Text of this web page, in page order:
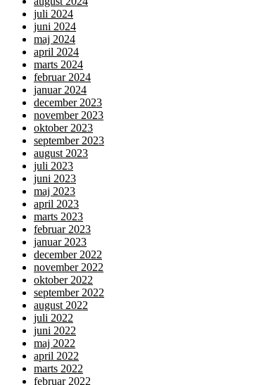
juli 2024
juni 2024
maj 2024
april 2024
marts 2024
februar 2024
januar 2024
december 2023
november 2023
oktober 2023
september 2023
august 2023
juli 2023
juni 2023
maj 2023
april 2023
marts 2023
februar 2023
januar 2023
december 2022
november 2022
oktober 2022
september 2022
august 2022
juli 2022
juni 2022
maj 2022
april 2022
marts 2022
februar 2022